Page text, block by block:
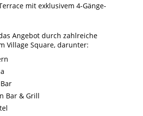
mit exklusivem 4-Gänge-
Angebot durch zahlreiche
Village Square, darunter:
Bar & Grill